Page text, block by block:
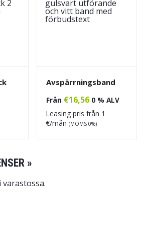
Avspärrningsband
Från €16,56 0 % ALV
Leasing pris från 1
€/mån (MOMS 0%)
»